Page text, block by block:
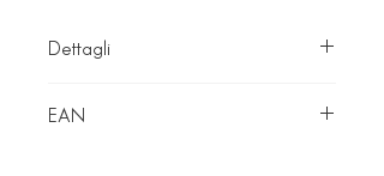
Dettagli
EAN